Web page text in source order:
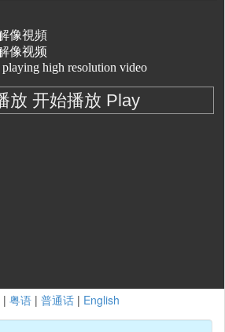
| 粤语 | 普通话 | English